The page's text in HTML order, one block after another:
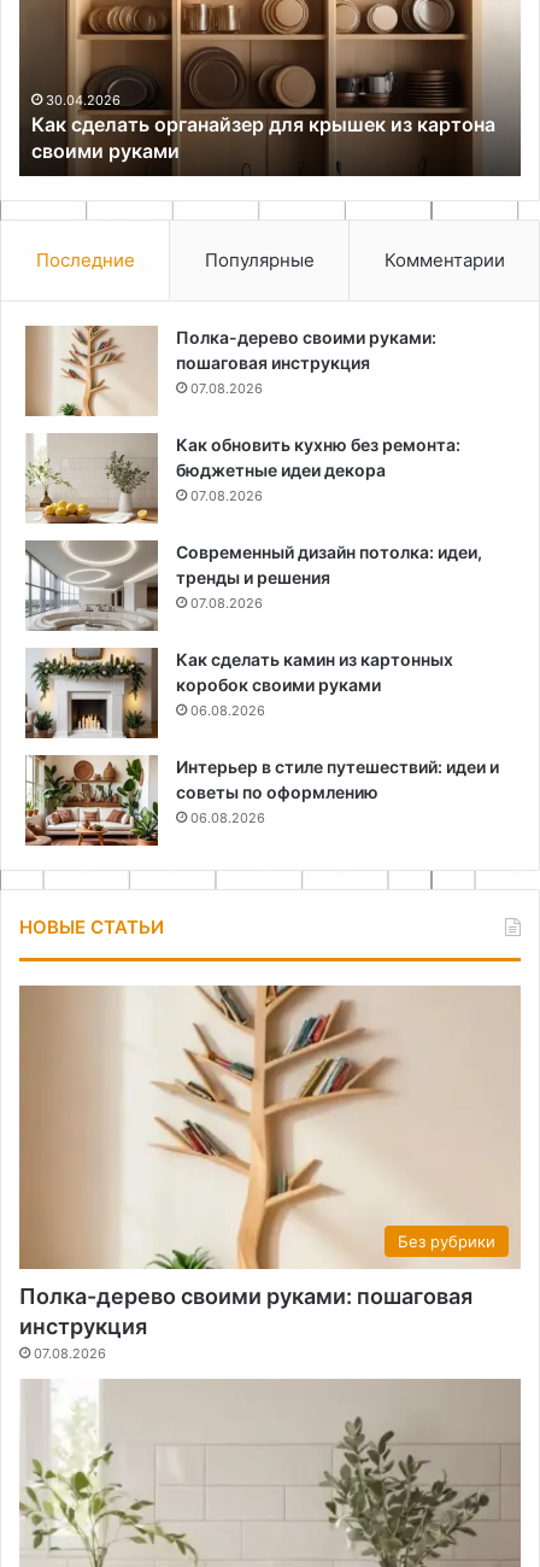
крышек
картона
своими
руками
30.04.2026
Как сделать органайзер для крышек из картона
своими руками
Последние Популярные Комментарии
Полка-дерево своими руками:
пошаговая инструкция
07.08.2026
Как обновить кухню без ремонта:
бюджетные идеи декора
07.08.2026
Современный дизайн потолка: идеи,
тренды и решения
07.08.2026
Как сделать камин из картонных
коробок своими руками
06.08.2026
Интерьер в стиле путешествий: идеи и
советы по оформлению
06.08.2026
НОВЫЕ СТАТЬИ
Без рубрики
Полка-дерево своими руками: пошаговая
инструкция
07.08.2026